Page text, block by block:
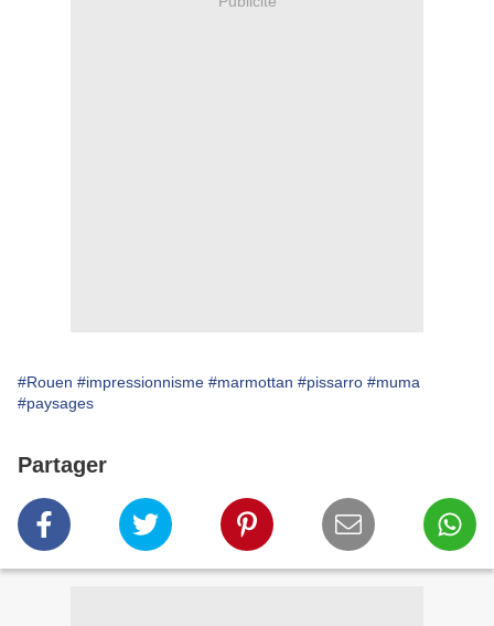
#Rouen #impressionnisme #marmottan #pissarro #muma
#paysages
Partager